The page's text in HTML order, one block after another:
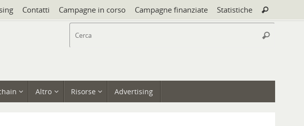
Contatti Campagne in corso Campagne finanziate Statistiche Cerca
Cerca
Altro Risorse Advertising